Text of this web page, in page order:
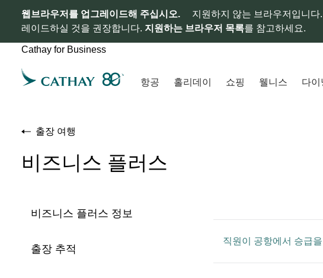
웹브라우저를 업그레이드해 주십시오.
지원하지 않는 브라우저입니
레이드하실 것을 권장합니다. 지원하는 브라우저 목록를 참고하세요.
Cathay for Business
항공 홀리데이 쇼핑 웰니스 다이
출장 여행
비즈니스 플러스
비즈니스 플러스 정보
출장 추적
직원이 공항에서 승급